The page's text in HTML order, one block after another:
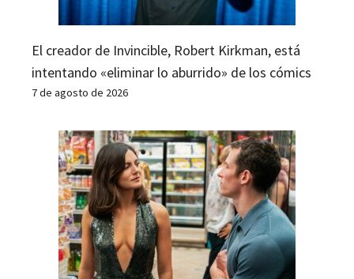
El creador de Invincible, Robert Kirkman, está
intentando «eliminar lo aburrido» de los cómics
7 de agosto de 2026